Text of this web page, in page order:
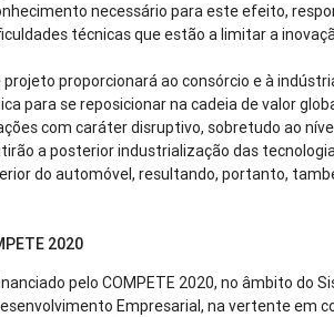
necessário para este efeito,
técnicas que estão a limitar a
projeto proporcionará ao consórcio e à
para se reposicionar na cadeia de valor
com caráter disruptivo, sobretudo ao
a posterior industrialização das
do automóvel, resultando, portanto,
2020
pelo COMPETE 2020, no âmbito do
Empresarial, na vertente em